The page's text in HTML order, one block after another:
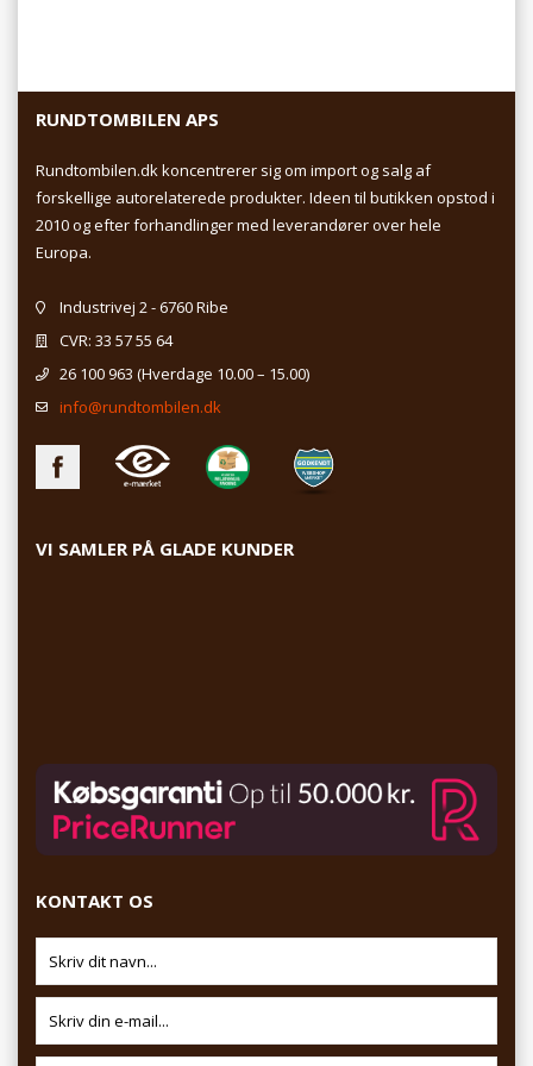
RUNDTOMBILEN APS
Rundtombilen.dk koncentrerer sig om import og salg af
forskellige autorelaterede produkter. Ideen til butikken opstod i
2010 og efter forhandlinger med leverandører over hele
Europa.
Industrivej 2 - 6760 Ribe
CVR: 33 57 55 64
26 100 963 (Hverdage 10.00 – 15.00)
info@rundtombilen.dk
VI SAMLER PÅ GLADE KUNDER
KONTAKT OS